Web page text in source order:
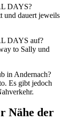
DAYS?
und dauert jeweils
DAYS auf?
to Sally und
in Andernach?
Es gibt jedoch
Nähe der